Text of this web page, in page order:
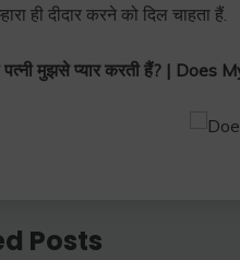
ही दीदार करने को दिल चाहता हैं.
पत्नी मुझसे प्यार करती हैं? |
Posts